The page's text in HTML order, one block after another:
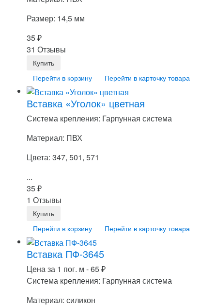
Размер: 14,5 мм
35₽
31 Отзывы
Перейти в корзину Перейти в карточку товара
Вставка «Уголок» цветная
Система крепления: Гарпунная система
Материал: ПВХ
Цвета: 347, 501, 571
...
35₽
1 Отзывы
Перейти в корзину Перейти в карточку товара
Вставка ПФ-3645
Цена за 1 пог. м -65₽
Система крепления: Гарпунная система
Материал: силикон